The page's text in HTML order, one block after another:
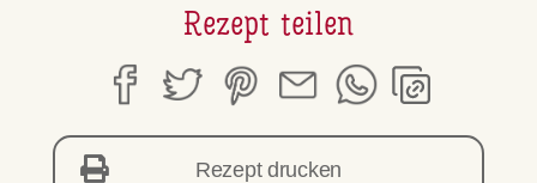
Rezept teilen
Rezept drucken